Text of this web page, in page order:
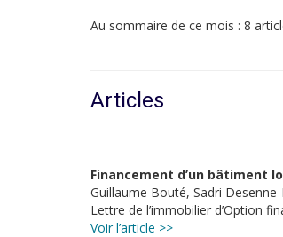
Au sommaire de ce mois : 8
Articles
Financement d’un bâtiment
Guillaume Bouté, Sadri
Lettre de l’immobilier d’Option
Voir l’article >>